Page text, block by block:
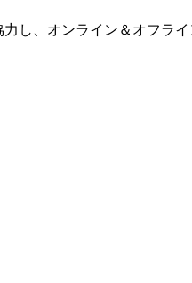
し、オンライン＆オフラ